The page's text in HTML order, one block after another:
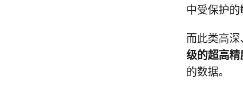
中受保护的
而此类高
级的超高精
的数据。